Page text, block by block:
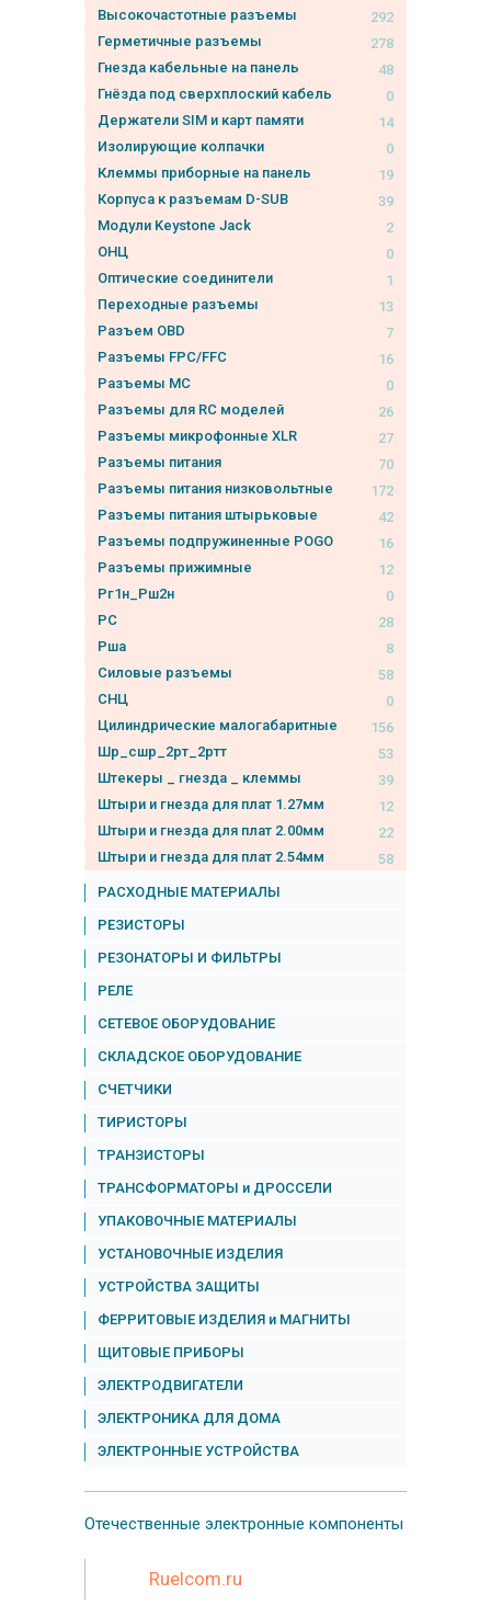
Высокочастотные разъемы
292
Герметичные разъемы
278
Гнезда кабельные на панель
48
Гнёзда под сверхплоский кабель
0
Держатели SIM и карт памяти
14
Изолирующие колпачки
0
Клеммы приборные на панель
19
Корпуса к разъемам D-SUB
39
Модули Keystone Jack
2
ОНЦ
0
Оптические соединители
1
Переходные разъемы
13
Разъем OBD
7
Разъемы FPC/FFC
16
Разъемы MC
0
Разъемы для RC моделей
26
Разъемы микрофонные XLR
27
Разъемы питания
70
Разъемы питания низковольтные
172
Разъемы питания штырьковые
42
Разъемы подпружиненные POGO
16
Разъемы прижимные
12
Рг1н_Рш2н
0
РС
28
Рша
8
Силовые разъемы
58
СНЦ
0
Цилиндрические малогабаритные
156
Шр_сшр_2рт_2ртт
53
Штекеры _ гнезда _ клеммы
39
Штыри и гнезда для плат 1.27мм
12
Штыри и гнезда для плат 2.00мм
22
Штыри и гнезда для плат 2.54мм
58
РАСХОДНЫЕ МАТЕРИАЛЫ
РЕЗИСТОРЫ
РЕЗОНАТОРЫ И ФИЛЬТРЫ
РЕЛЕ
СЕТЕВОЕ ОБОРУДОВАНИЕ
СКЛАДСКОЕ ОБОРУДОВАНИЕ
СЧЕТЧИКИ
ТИРИСТОРЫ
ТРАНЗИСТОРЫ
ТРАНСФОРМАТОРЫ и ДРОССЕЛИ
УПАКОВОЧНЫЕ МАТЕРИАЛЫ
УСТАНОВОЧНЫЕ ИЗДЕЛИЯ
УСТРОЙСТВА ЗАЩИТЫ
ФЕРРИТОВЫЕ ИЗДЕЛИЯ и МАГНИТЫ
ЩИТОВЫЕ ПРИБОРЫ
ЭЛЕКТРОДВИГАТЕЛИ
ЭЛЕКТРОНИКА ДЛЯ ДОМА
ЭЛЕКТРОННЫЕ УСТРОЙСТВА
Отечественные электронные компоненты
Ruelcom.ru